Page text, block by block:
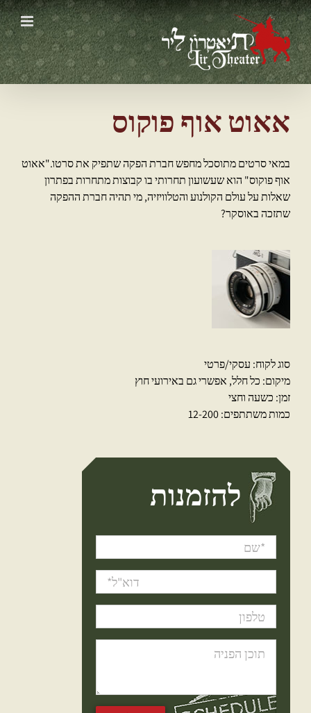
Skip
to
content
אאוט אוף פוקוס
במאי סרטים מתוסכל מחפש חברת הפקה שתפיק את סרטו."אאוט
אוף פוקוס" הוא שעשועון תחרותי בו קבוצות מתחרות בפתרון
שאלות על עולם הקולנוע והטלוויזיה, מי תהיה חברת ההפקה
שתזכה באוסקר?
סוג לקוח: עסקי/פרטי
מיקום: כל חלל, אפשרי גם באירועי חוץ
זמן: כשעה וחצי
כמות משתתפים: 12-200
להזמנות